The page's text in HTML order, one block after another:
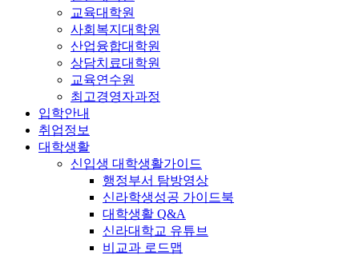
교육대학원
사회복지대학원
산업융합대학원
상담치료대학원
교육연수원
최고경영자과정
입학안내
취업정보
대학생활
신입생 대학생활가이드
행정부서 탐방영상
신라학생성공 가이드북
대학생활 Q&A
신라대학교 유튜브
비교과 로드맵